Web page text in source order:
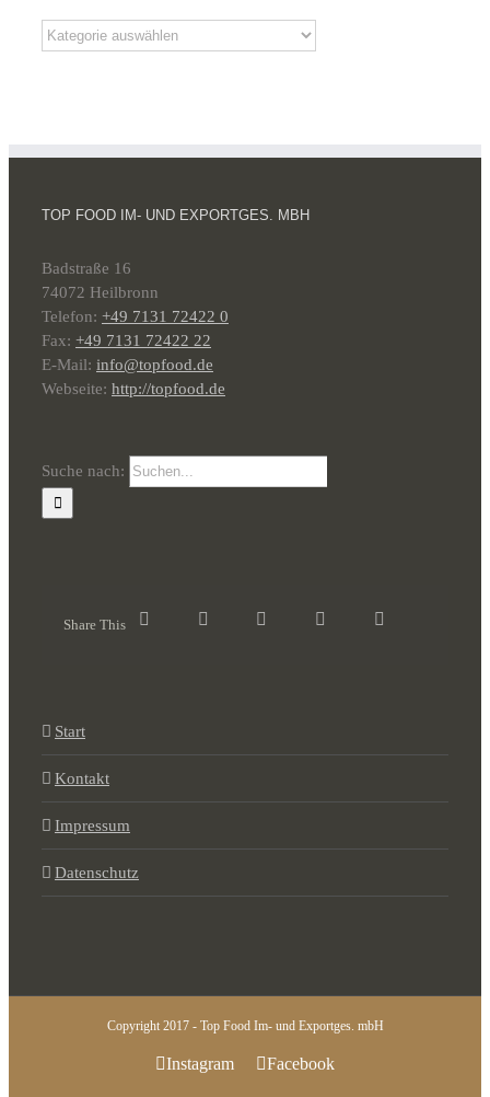
TOP FOOD IM- UND EXPORTGES. MBH
Badstraße 16
74072 Heilbronn
Telefon: +49 7131 72422 0
Fax: +49 7131 72422 22
E-Mail: info@topfood.de
Webseite: http://topfood.de
Suche nach:
Share This
Start
Kontakt
Impressum
Datenschutz
Copyright 2017 - Top Food Im- und Exportges. mbH
Instagram Facebook